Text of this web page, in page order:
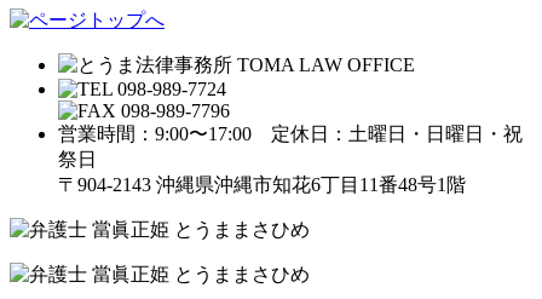
営業時間：9:00〜17:00 定休日：土曜日・日曜日・祝
祭日
〒904-2143 沖縄県沖縄市知花6丁目11番48号1階